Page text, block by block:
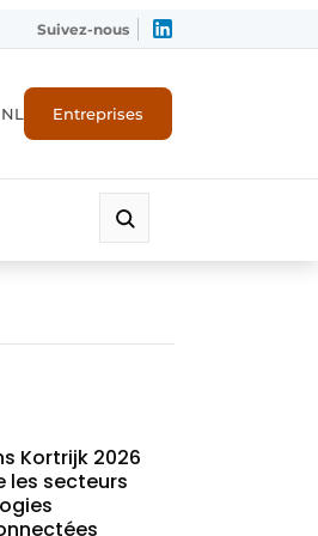
Suivez-nous
NL Entreprises
Kortrijk 2026
les secteurs